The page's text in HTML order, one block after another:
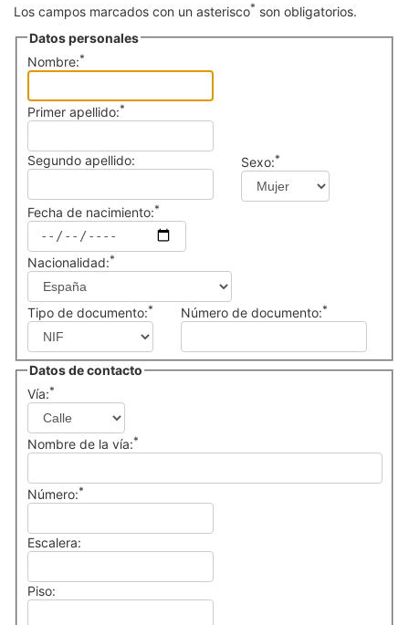
Noticias
Los campos marcados con un asterisco* son obligatorios.
Datos personales
Nombre:*
Primer apellido:*
Segundo apellido: Sexo:*
Fecha de nacimiento:*
Nacionalidad:*
Tipo de documento:* Número de documento:*
Datos de contacto
Vía:*
Nombre de la vía:*
Número:*
Escalera:
Piso: